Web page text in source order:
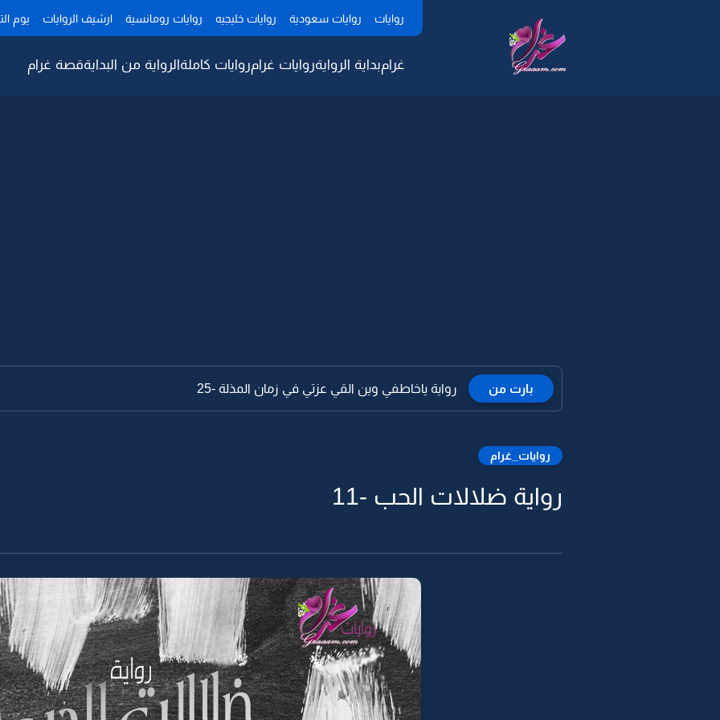
روايات روايات سعودية روايات خليجيه روايات رومانسية ارشيف الروايات يوم
غرامبداية الروايةروايات غرامروايات كاملةالرواية من البدايةقصة غرام
بارت من رواية ياخاطفي وين القي عزتي في زمان المذلة -25
روايات_غرام
رواية ضلالات الحب -11